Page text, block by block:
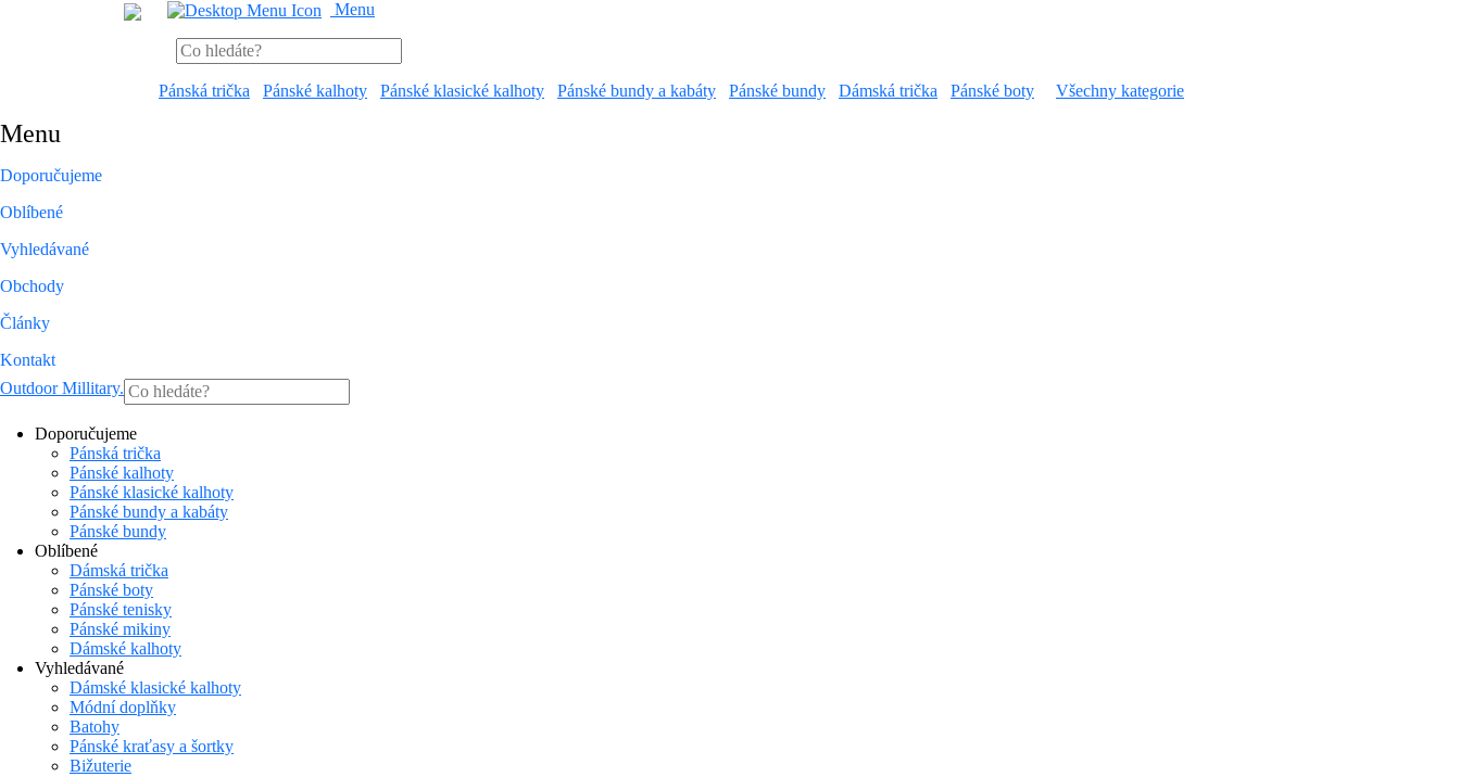
Menu
Pánská trička Pánské kalhoty Pánské klasické kalhoty Pánské bundy a kabáty Pánské bundy Dámská trička Pánské boty Všechny kategorie
Menu
Doporučujeme
Oblíbené
Vyhledávané
Obchody
Články
Kontakt
Outdoor Millitary.
Doporučujeme
Pánská trička
Pánské kalhoty
Pánské klasické kalhoty
Pánské bundy a kabáty
Pánské bundy
Oblíbené
Dámská trička
Pánské boty
Pánské tenisky
Pánské mikiny
Dámské kalhoty
Vyhledávané
Dámské klasické kalhoty
Módní doplňky
Batohy
Pánské kraťasy a šortky
Bižuterie